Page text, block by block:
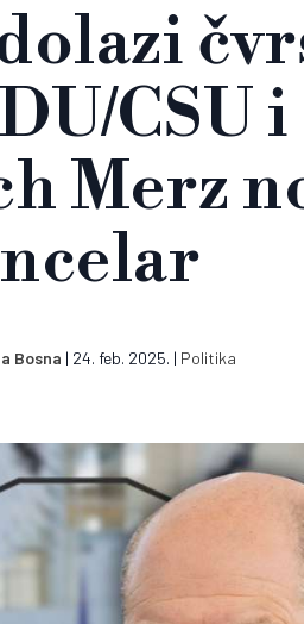
CSU i
Merz
Bosna | 24. feb. 2025. | Politika